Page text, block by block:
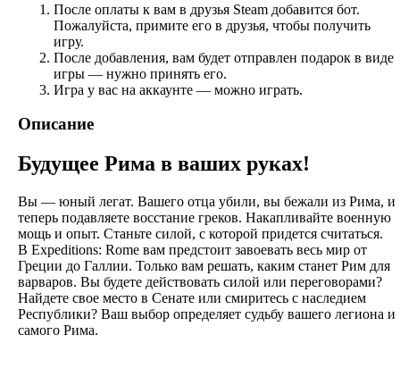
После оплаты к вам в друзья Steam добавится бот.
Пожалуйста, примите его в друзья, чтобы получить
игру.
После добавления, вам будет отправлен подарок в виде
игры — нужно принять его.
Игра у вас на аккаунте — можно играть.
Описание
Будущее Рима в ваших руках!
Вы — юный легат. Вашего отца убили, вы бежали из Рима, и
теперь подавляете восстание греков. Накапливайте военную
мощь и опыт. Станьте силой, с которой придется считаться.
В Expeditions: Rome вам предстоит завоевать весь мир от
Греции до Галлии. Только вам решать, каким станет Рим для
варваров. Вы будете действовать силой или переговорами?
Найдете свое место в Сенате или смиритесь с наследием
Республики? Ваш выбор определяет судьбу вашего легиона и
самого Рима.